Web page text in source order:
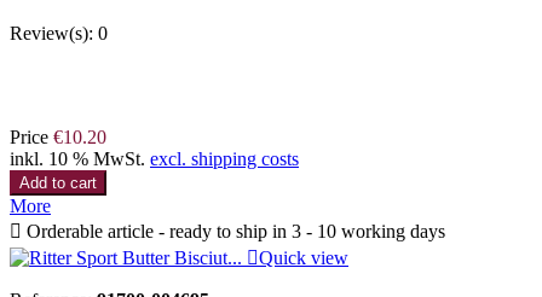
Review(s): 0
Price €10.20
inkl. 10 % MwSt. excl. shipping costs
Add to cart
More
 Orderable article - ready to ship in 3 - 10 working days
Quick view